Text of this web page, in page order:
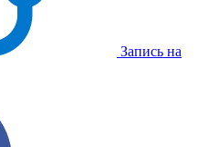
Запись на